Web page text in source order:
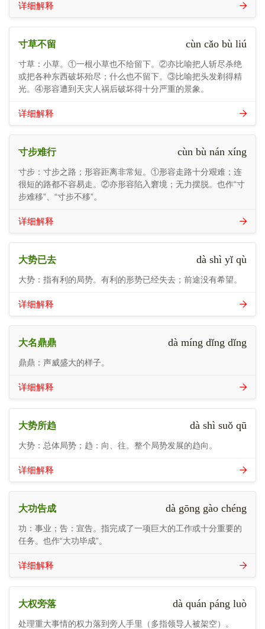
详细解释
寸草不留 cùn cǎo bù liú
寸草：小草。①一根小草也不给留下。②亦比喻把人斩尽杀绝
或把各种东西破坏殆尽；什么也不留下。③比喻把头发剃得精
光。④形容遭到天灾人祸后破坏得十分严重的景象。
详细解释
寸步难行 cùn bù nán xíng
寸步：寸步之路；形容距离非常短。①形容走路十分艰难；连
很短的路都不容易走。②亦形容陷入窘境；无力摆脱。也作“寸
步难移”、“寸步不移”。
详细解释
大势已去 dà shì yǐ qù
大势：指有利的局势。有利的形势已经失去；前途没有希望。
详细解释
大名鼎鼎 dà míng dǐng dǐng
鼎鼎：声威盛大的样子。
详细解释
大势所趋 dà shì suǒ qū
大势：总体局势；趋：向、往。整个局势发展的趋向。
详细解释
大功告成 dà gōng gào chéng
功：事业；告：宣告。指完成了一项巨大的工作或十分重要的
任务。也作“大功毕成”。
详细解释
大权旁落 dà quán páng luò
处理重大事情的权力落到旁人手里（多指领导人被架空）。